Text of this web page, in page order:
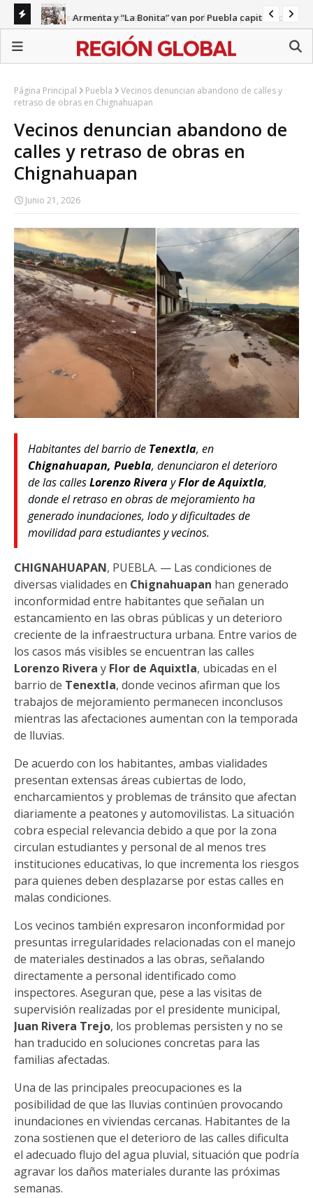
Remesas e inflación: el alivio que no frena la precariedad
Armenta y “La Bonita” van por Puebla capital
Página Principal Puebla
Vecinos denuncian abandono de calles y
retraso de obras en Chignahuapan
Vecinos denuncian abandono de
calles y retraso de obras en
Chignahuapan
Junio 21, 2026
Habitantes del barrio de Tenextla, en
Chignahuapan, Puebla, denunciaron el deterioro
de las callesLorenzo RiverayFlor de Aquixtla,
donde el retraso en obras de mejoramiento ha
generado inundaciones, lodo y dificultades de
movilidad para estudiantes y vecinos.
CHIGNAHUAPAN, PUEBLA. — Las condiciones de
diversas vialidades en Chignahuapan han generado
inconformidad entre habitantes que señalan un
estancamiento en las obras públicas y un deterioro
creciente de la infraestructura urbana. Entre varios de
los casos más visibles se encuentran las calles
Lorenzo Rivera y Flor de Aquixtla, ubicadas en el
barrio de Tenextla, donde vecinos afirman que los
trabajos de mejoramiento permanecen inconclusos
mientras las afectaciones aumentan con la temporada
de lluvias.
De acuerdo con los habitantes, ambas vialidades
presentan extensas áreas cubiertas de lodo,
encharcamientos y problemas de tránsito que afectan
diariamente a peatones y automovilistas. La situación
cobra especial relevancia debido a que por la zona
circulan estudiantes y personal de al menos tres
instituciones educativas, lo que incrementa los riesgos
para quienes deben desplazarse por estas calles en
malas condiciones.
Los vecinos también expresaron inconformidad por
presuntas irregularidades relacionadas con el manejo
de materiales destinados a las obras, señalando
directamente a personal identificado como
inspectores. Aseguran que, pese a las visitas de
supervisión realizadas por el presidente municipal,
Juan Rivera Trejo, los problemas persisten y no se
han traducido en soluciones concretas para las
familias afectadas.
Una de las principales preocupaciones es la
posibilidad de que las lluvias continúen provocando
inundaciones en viviendas cercanas. Habitantes de la
zona sostienen que el deterioro de las calles dificulta
el adecuado flujo del agua pluvial, situación que podría
agravar los daños materiales durante las próximas
semanas.